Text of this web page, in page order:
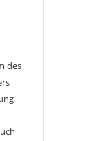
des